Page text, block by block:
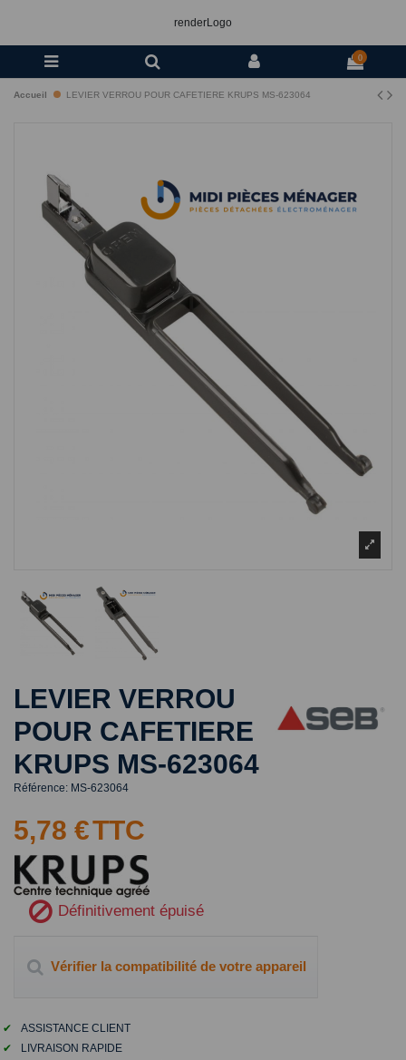
renderLogo
0
Accueil LEVIER VERROU POUR CAFETIERE KRUPS MS-623064
LEVIER VERROU
POUR CAFETIERE
KRUPS MS-623064
Référence: MS-623064
5,78 €TTC
Définitivement épuisé
Vérifier la compatibilité de votre appareil
✔
ASSISTANCE CLIENT
✔
LIVRAISON RAPIDE